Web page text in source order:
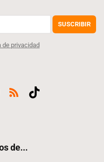
SUSCRIBIR
de privacidad
de...